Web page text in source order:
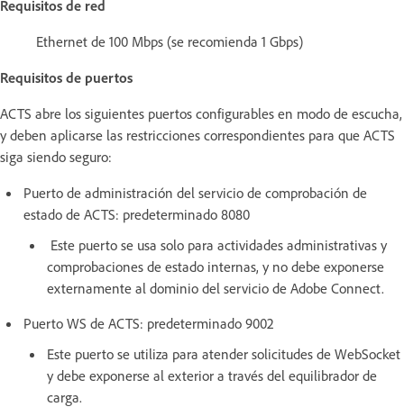
Requisitos de red
Ethernet de 100 Mbps (se recomienda 1 Gbps)
Requisitos de puertos
ACTS abre los siguientes puertos configurables en modo de escucha,
y deben aplicarse las restricciones correspondientes para que ACTS
siga siendo seguro:
Puerto de administración del servicio de comprobación de
estado de ACTS: predeterminado 8080
Este puerto se usa solo para actividades administrativas y
comprobaciones de estado internas, y no debe exponerse
externamente al dominio del servicio de Adobe Connect.
Puerto WS de ACTS: predeterminado 9002
Este puerto se utiliza para atender solicitudes de WebSocket
y debe exponerse al exterior a través del equilibrador de
carga.